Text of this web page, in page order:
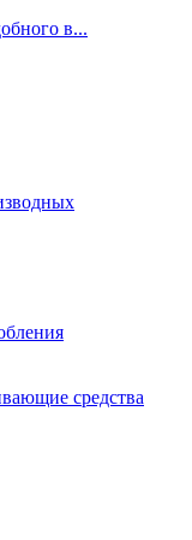
в...
средства